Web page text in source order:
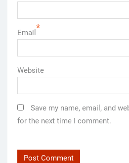
Email *
Website
Save my name, email, and
for the next time I comment.